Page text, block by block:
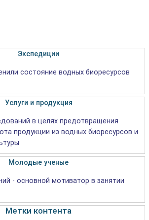
Экспедиции
состояние водных биоресурсов
Услуги и продукция
в целях предотвращения
продукции из водных биоресурсов и
Молодые ученые
- основной мотиватор в занятии
Метки контента